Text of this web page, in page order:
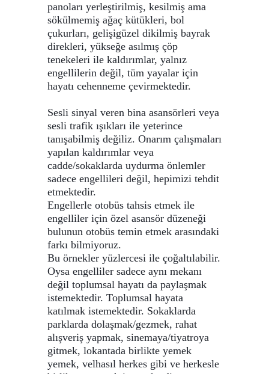
panoları yerleştirilmiş, kesilmiş ama
sökülmemiş ağaç kütükleri, bol
çukurları, gelişigüzel dikilmiş bayrak
direkleri, yükseğe asılmış çöp
tenekeleri ile kaldırımlar, yalnız
engellilerin değil, tüm yayalar için
hayatı cehenneme çevirmektedir.
Sesli sinyal veren bina asansörleri veya
sesli trafik ışıkları ile yeterince
tanışabilmiş değiliz. Onarım çalışmaları
yapılan kaldırımlar veya
cadde/sokaklarda uydurma önlemler
sadece engellileri değil, hepimizi tehdit
etmektedir.
Engellerle otobüs tahsis etmek ile
engelliler için özel asansör düzeneği
bulunun otobüs temin etmek arasındaki
farkı bilmiyoruz.
Bu örnekler yüzlercesi ile çoğaltılabilir.
Oysa engelliler sadece aynı mekanı
değil toplumsal hayatı da paylaşmak
istemektedir. Toplumsal hayata
katılmak istemektedir. Sokaklarda
parklarda dolaşmak/gezmek, rahat
alışveriş yapmak, sinemaya/tiyatroya
gitmek, lokantada birlikte yemek
yemek, velhasıl herkes gibi ve herkesle